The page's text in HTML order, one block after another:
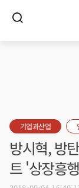
기업과산업
방시혁, 방
트 '상장흥